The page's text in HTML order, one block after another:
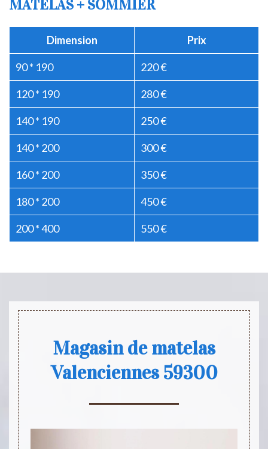
MATELAS + SOMMIER
Dimension Prix
90 * 190 220 €
120 * 190 280 €
140 * 190 250 €
140 * 200 300 €
160 * 200 350 €
180 * 200 450 €
200 * 400 550 €
Magasin de matelas
Valenciennes 59300